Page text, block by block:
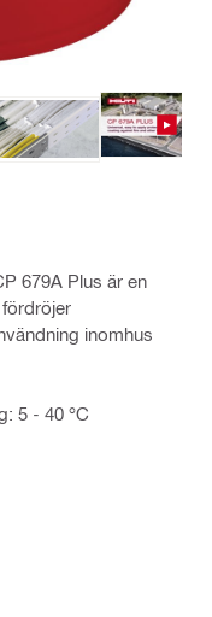
679A Plus är en
inomhus
5 - 40 °C